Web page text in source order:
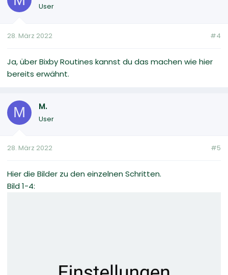
User
28. März 2022 #4
Ja, über Bixby Routines kannst du das machen wie hier
bereits erwähnt.
M M.
User
28. März 2022 #5
Hier die Bilder zu den einzelnen Schritten.
Bild 1-4: